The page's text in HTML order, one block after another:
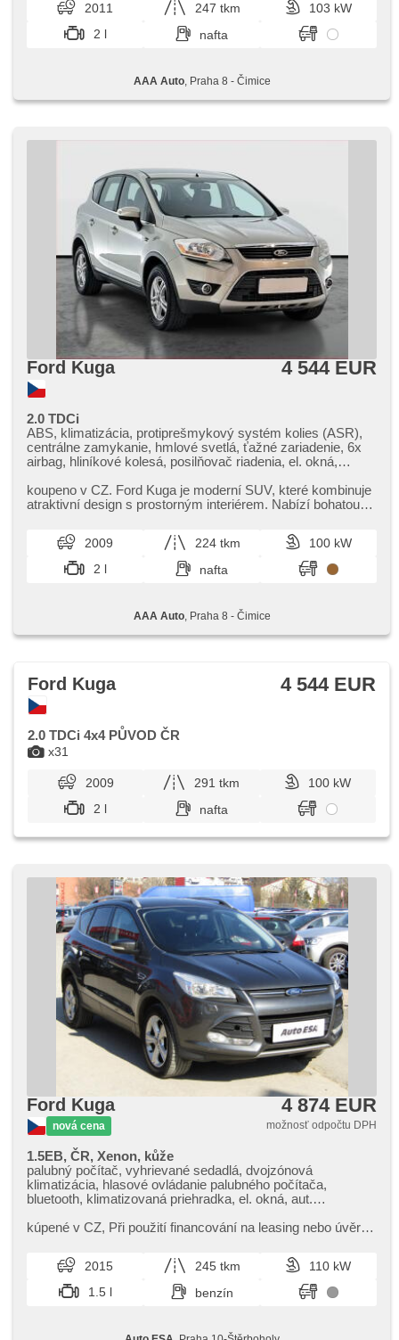
2011 247 tkm
103 kW
2 l
nafta
AAA Auto, Praha 8 - Čimice
Ford Kuga 4 544 EUR
2.0 TDCi
ABS, klimatizácia, protiprešmykový systém kolies (ASR),
centrálne zamykanie, hmlové svetlá, ťažné zariadenie, 6x
airbag, hliníkové kolesá, posilňovač riadenia, el. okná,
koupeno v CZ. Ford Kuga je moderní SUV,​ které kombinuje
atraktivní design s prostorným interiérem. Nabízí bohatou
2009 224 tkm
100 kW
2 l
nafta
AAA Auto, Praha 8 - Čimice
x31
Ford Kuga 4 544 EUR
2.0 TDCi 4x4 PŮVOD ČR
2009 291 tkm
100 kW
2 l
nafta
Ford Kuga
nová cena
4 874 EUR
možnosť odpočtu DPH
1.5EB, ČR, Xenon, kůže
palubný počítač, vyhrievané sedadlá, dvojzónová
klimatizácia, hlasové ovládanie palubného počítača,
bluetooth, klimatizovaná priehradka, el. okná, aut.
nastaviteľný volant, multifunkčný volant, USB, ťažné
manuálna prevodovka, el. zrkadlá, vyhrievané zrkadlá,
ostrekovače svetlometov, posilňovač riadenia, vyhrievané
predné sklo, xenónové svetlomety, centrál diaľkový,
stabilizácia podvozka (ESP), hmlové svetlá, ABS, alarm,
kúpené v CZ,​ Při použití financování na leasing nebo úvěr
9.00​-22.00 hod...
2015 245 tkm
110 kW
1.5 l
benzín